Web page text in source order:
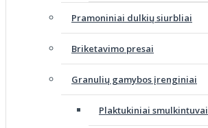
Pramoniniai dulkių siurbliai
Briketavimo presai
Granulių gamybos įrenginiai
Plaktukiniai smulkintuvai